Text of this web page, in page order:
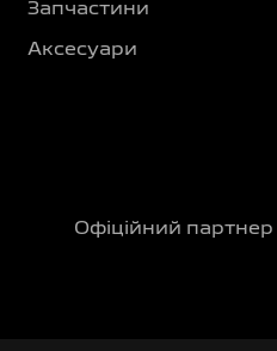
Запчастини
Аксесуари
Офіційний партнер